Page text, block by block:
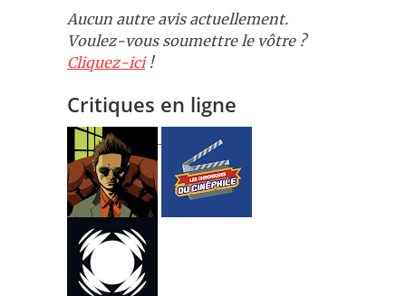
Aucun autre avis actuellement.
Voulez-vous soumettre le vôtre ?
Cliquez-ici!
Critiques en ligne